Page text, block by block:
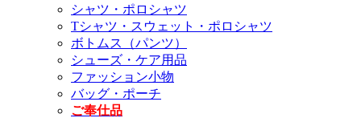
シャツ・ポロシャツ
Tシャツ・スウェット・ポロシャツ
ボトムス（パンツ）
シューズ・ケア用品
ファッション小物
バッグ・ポーチ
ご奉仕品